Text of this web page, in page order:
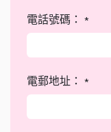
電話號碼： *
電郵地址： *